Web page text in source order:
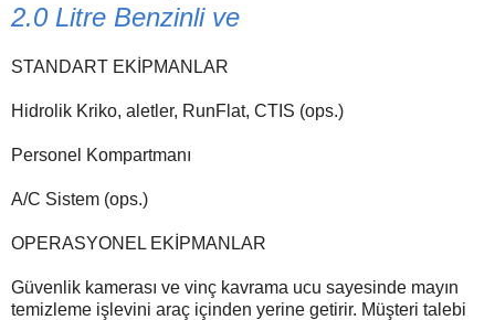
2.0 Litre Benzinli ve
STANDART EKİPMANLAR
Hidrolik Kriko, aletler, RunFlat, CTIS (ops.)
Personel Kompartmanı
A/C Sistem (ops.)
OPERASYONEL EKİPMANLAR
Güvenlik kamerası ve vinç kavrama ucu sayesinde mayın
temizleme işlevini araç içinden yerine getirir. Müşteri talebi